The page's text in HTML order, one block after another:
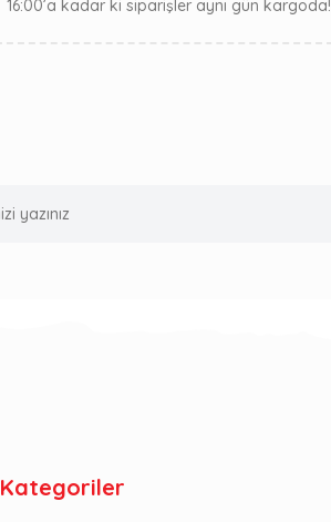
16:00’a kadar ki siparişler aynı gün kargoda!
Kategoriler